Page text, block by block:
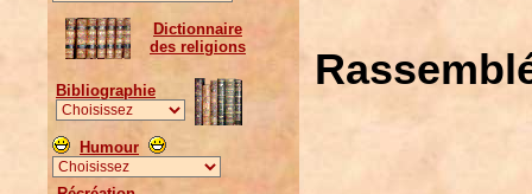
Dictionnaire
des religions
Bibliographie
Humour